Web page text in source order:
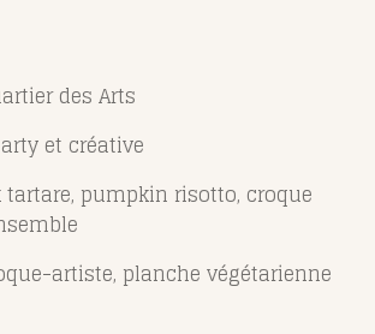
des Arts
et créative
tartare, pumpkin risotto, croque
artiste, planche végétarienne